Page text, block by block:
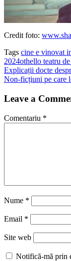
Credit foto:
Tags cine e vinovat
2024othello teatru
Explicații docte
Non-ficțiuni pe care
Leave a
Comentariu *
Nume *
Email *
Site web
Notifică-mă prin